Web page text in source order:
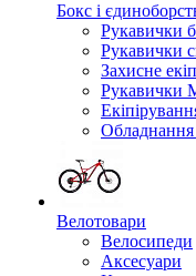
Бокс і
Рукавички
Рукавички
Захисне
Обладнання
Велотовари
Велосипеди
Аксесуари